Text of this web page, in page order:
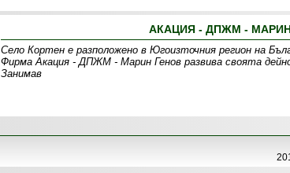
АКАЦИЯ - ДПЖМ - МАРИН
Село Кортен е разположено в Югоизточния регион на
Фирма Акация - ДПЖМ - Марин Генов развива своята
Занимав